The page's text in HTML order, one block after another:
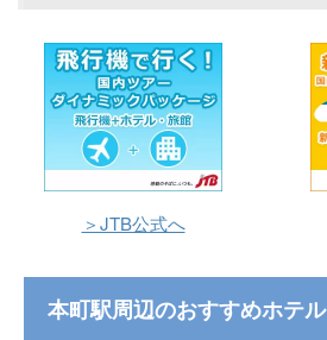
＞JTB公式へ
本町駅周辺のおすすめホテル